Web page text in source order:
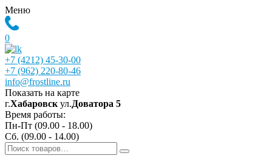
Меню
0
+7 (4212) 45-30-00
+7 (962) 220-80-46
info@frostline.ru
Показать на карте
г.Хабаровск ул.Доватора 5
Время работы:
Пн-Пт (09.00 - 18.00)
Сб. (09.00 - 14.00)